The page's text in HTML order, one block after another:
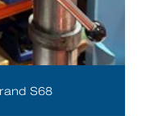
S68